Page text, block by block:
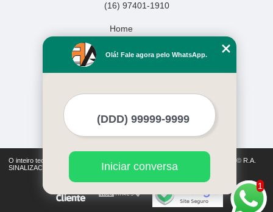
(16) 97401-1910
Home
Missão
Serviços
Mais Serviços
O inteiro teor deste site está sujeito à proteção de direitos autorais. Copyright© R.A.
SINALIZACAO (Lei 9610 de 19/02/1998)
1
Olá! Fale agora pelo WhatsApp.
Iniciar conversa